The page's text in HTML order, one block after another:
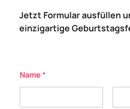
Jetzt Formular ausfüllen
einzigartige
Name*